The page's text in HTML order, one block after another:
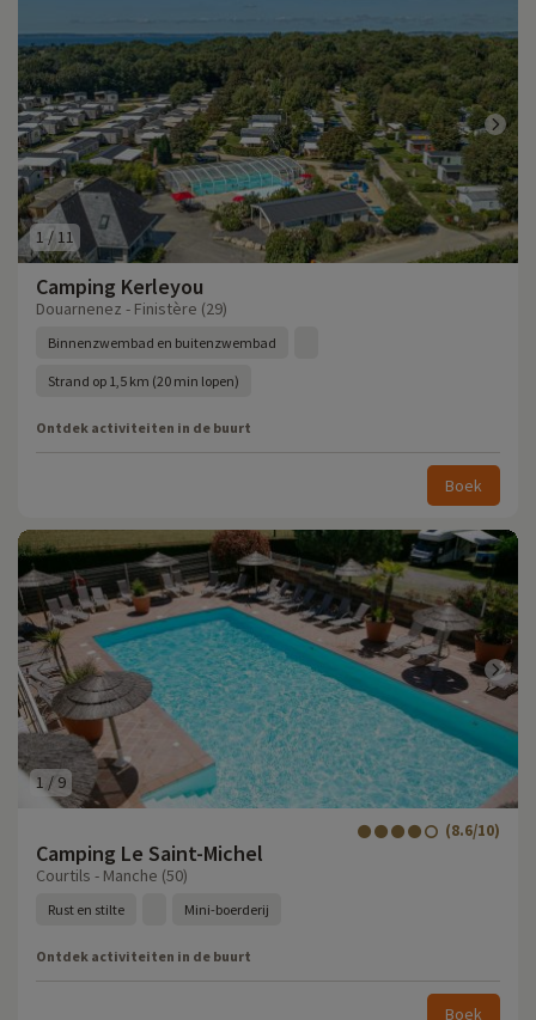
1 / 11
Camping Kerleyou
Douarnenez - Finistère (29)
Binnenzwembad en buitenzwembad
Strand op 1,5 km (20 min lopen)
Ontdek activiteiten in de buurt
Boek
1 / 9
Camping Le Saint-Michel
(8.6/10)
Courtils - Manche (50)
Rust en stilte Mini-boerderij
Ontdek activiteiten in de buurt
Boek